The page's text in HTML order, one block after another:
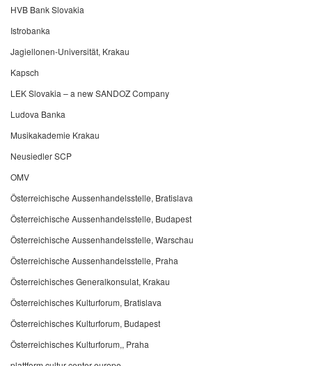
HVB Bank Slovakia
Istrobanka
Jagiellonen-Universität, Krakau
Kapsch
LEK Slovakia – a new SANDOZ Company
Ludova Banka
Musikakademie Krakau
Neusiedler SCP
OMV
Österreichische Aussenhandelsstelle, Bratislava
Österreichische Aussenhandelsstelle, Budapest
Österreichische Aussenhandelsstelle, Warschau
Österreichische Aussenhandelsstelle, Praha
Österreichisches Generalkonsulat, Krakau
Österreichisches Kulturforum, Bratislava
Österreichisches Kulturforum, Budapest
Österreichisches Kulturforum,, Praha